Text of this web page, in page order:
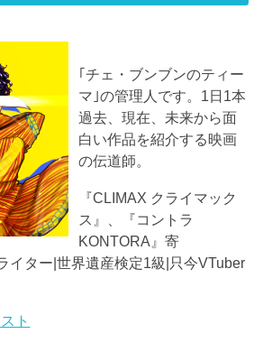
｢チェ・ブンブンのティー
マ｣の管理人です。1日1本
過去、現在、未来から面
白い作品を紹介する映画
の伝道師。
『CLIMAX クライマック
ス』、『コントラ
KONTORA』寄
イター|世界遺産検定1級|只今VTuber
ト